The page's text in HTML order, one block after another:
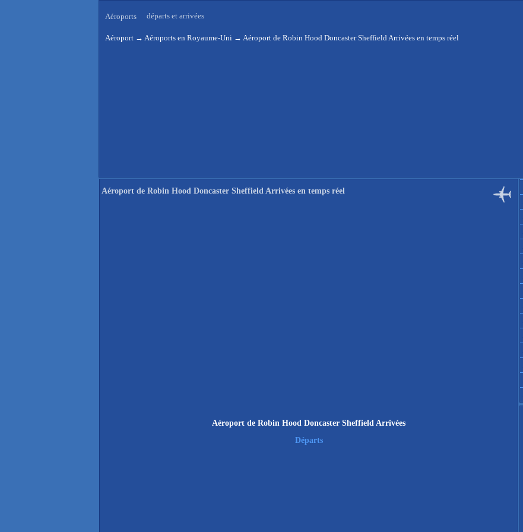
Aéroports départs et arrivées
Aéroport → Aéroports en Royaume-Uni → Aéroport de Robin Hood Doncaster Sheffield Arrivées en temps réel
Aéroport de Robin Hood Doncaster Sheffield Arrivées en temps réel
Aéroport de Robin Hood Doncaster Sheffield Arrivées
Départs